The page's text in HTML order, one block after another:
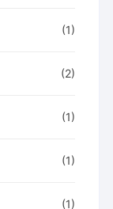
(1)
(2)
(1)
(1)
(1)